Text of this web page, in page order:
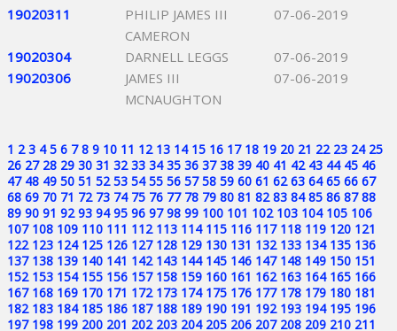
19020311
PHILIP JAMES III
CAMERON
07-06-2019
19020304 DARNELL LEGGS
07-06-2019
19020306
JAMES III
MCNAUGHTON
07-06-2019
1 2 3 4 5 6 7 8 9 10 11 12 13 14 15 16 17 18 19 20 21 22 23 24 25
26 27 28 29 30 31 32 33 34 35 36 37 38 39 40 41 42 43 44 45 46
47 48 49 50 51 52 53 54 55 56 57 58 59 60 61 62 63 64 65 66 67
68 69 70 71 72 73 74 75 76 77 78 79 80 81 82 83 84 85 86 87 88
89 90 91 92 93 94 95 96 97 98 99 100 101 102 103 104 105 106
107 108 109 110 111 112 113 114 115 116 117 118 119 120 121
122 123 124 125 126 127 128 129 130 131 132 133 134 135 136
137 138 139 140 141 142 143 144 145 146 147 148 149 150 151
152 153 154 155 156 157 158 159 160 161 162 163 164 165 166
167 168 169 170 171 172 173 174 175 176 177 178 179 180 181
182 183 184 185 186 187 188 189 190 191 192 193 194 195 196
197 198 199 200 201 202 203 204 205 206 207 208 209 210 211